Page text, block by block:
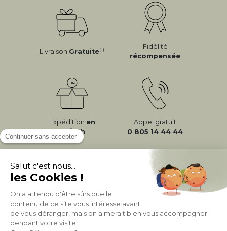
Livraison Gratuite(1)
Fidélité
récompensée
Expédition en
24/72h
Appel gratuit
0 805 14 44 44
À PROPOS DE MILIBOO
AIDE & CONTACT